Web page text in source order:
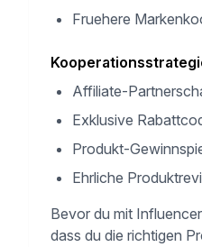
Fruehere
Affiliate-
Exklusive
Produkt-
Ehrliche
Bevor du mit
dass du die richtigen